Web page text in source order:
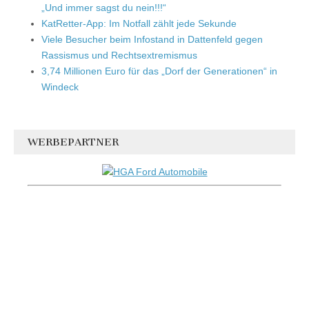
„Und immer sagst du nein!!!“
KatRetter-App: Im Notfall zählt jede Sekunde
Viele Besucher beim Infostand in Dattenfeld gegen
Rassismus und Rechtsextremismus
3,74 Millionen Euro für das „Dorf der Generationen“ in
Windeck
WERBEPARTNER